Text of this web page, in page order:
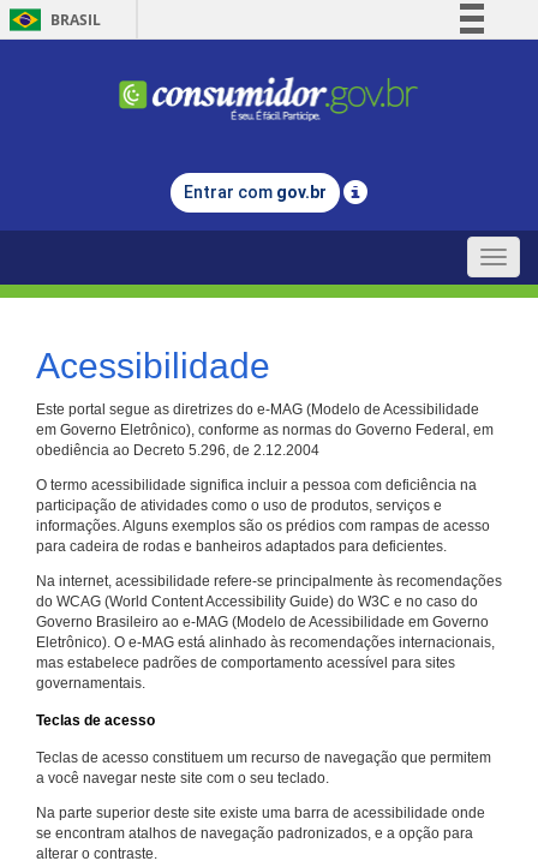
BRASIL
Comunica BR
Legislação
Entrar com gov.br
Toggle
Acessibilidade
Este portal segue as diretrizes do e-MAG (Modelo de Acessibilidade
em Governo Eletrônico), conforme as normas do Governo Federal, em
obediência ao Decreto 5.296, de 2.12.2004
O termo acessibilidade significa incluir a pessoa com deficiência na
participação de atividades como o uso de produtos, serviços e
informações. Alguns exemplos são os prédios com rampas de acesso
para cadeira de rodas e banheiros adaptados para deficientes.
Na internet, acessibilidade refere-se principalmente às recomendações
do WCAG (World Content Accessibility Guide) do W3C e no caso do
Governo Brasileiro ao e-MAG (Modelo de Acessibilidade em Governo
Eletrônico). O e-MAG está alinhado às recomendações internacionais,
mas estabelece padrões de comportamento acessível para sites
governamentais.
Teclas de acesso
Teclas de acesso constituem um recurso de navegação que permitem
a você navegar neste site com o seu teclado.
Na parte superior deste site existe uma barra de acessibilidade onde
se encontram atalhos de navegação padronizados, e a opção para
alterar o contraste.